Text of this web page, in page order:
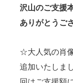
沢山のご支援
ありがとうご
☆大人気の肖
追加いたしま